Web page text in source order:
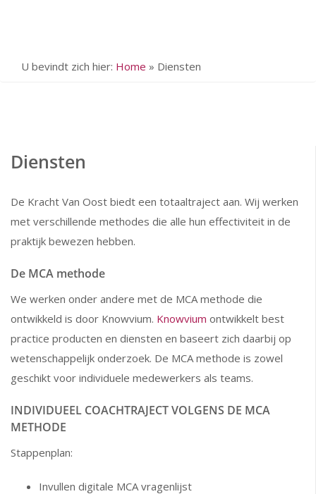
U bevindt zich hier: Home » Diensten
Diensten
De Kracht Van Oost biedt een totaaltraject aan. Wij werken
met verschillende methodes die alle hun effectiviteit in de
praktijk bewezen hebben.
De MCA methode
We werken onder andere met de MCA methode die
ontwikkeld is door Knowvium. Knowvium ontwikkelt best
practice producten en diensten en baseert zich daarbij op
wetenschappelijk onderzoek. De MCA methode is zowel
geschikt voor individuele medewerkers als teams.
INDIVIDUEEL COACHTRAJECT VOLGENS DE MCA
METHODE
Stappenplan:
Invullen digitale MCA vragenlijst